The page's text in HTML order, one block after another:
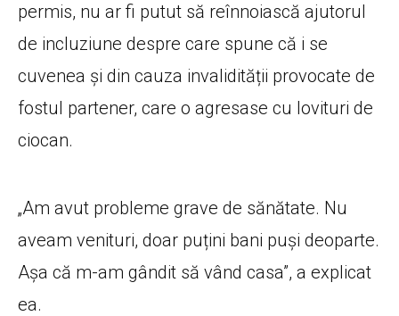
permis, nu ar fi putut să reînnoiască ajutorul
de incluziune despre care spune că i se
cuvenea și din cauza invalidității provocate de
fostul partener, care o agresase cu lovituri de
ciocan.
„Am avut probleme grave de sănătate. Nu
aveam venituri, doar puțini bani puși deoparte.
Așa că m-am gândit să vând casa”, a explicat
ea.